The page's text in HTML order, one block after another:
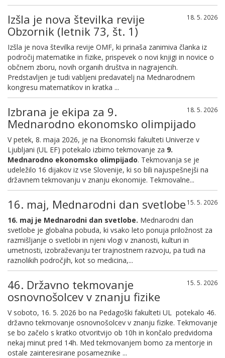
18. 5. 2026
Izšla je nova številka revije
Obzornik (letnik 73, št. 1)
Izšla je nova številka revije OMF, ki prinaša zanimiva članka iz
področij matematike in fizike, prispevek o novi knjigi in novice o
občnem zboru, novih organih društva in nagrajencih.
Predstavljen je tudi vabljeni predavatelj na Mednarodnem
kongresu matematikov in kratka ...
18. 5. 2026
Izbrana je ekipa za 9.
Mednarodno ekonomsko olimpijado
V petek, 8. maja 2026, je na Ekonomski fakulteti Univerze v
Ljubljani (UL EF) potekalo izbirno tekmovanje za 9.
Mednarodno ekonomsko olimpijado. Tekmovanja se je
udeležilo 16 dijakov iz vse Slovenije, ki so bili najuspešnejši na
državnem tekmovanju v znanju ekonomije. Tekmovalne...
15. 5. 2026
16. maj, Mednarodni dan svetlobe
16. maj je Mednarodni dan svetlobe. Mednarodni dan
svetlobe je globalna pobuda, ki vsako leto ponuja priložnost za
razmišljanje o svetlobi in njeni vlogi v znanosti, kulturi in
umetnosti, izobraževanju ter trajnostnem razvoju, pa tudi na
raznolikih področjih, kot so medicina,...
15. 5. 2026
46. Državno tekmovanje
osnovnošolcev v znanju fizike
V soboto, 16. 5. 2026 bo na Pedagoški fakulteti UL potekalo 46.
državno tekmovanje osnovnošolcev v znanju fizike. Tekmovanje
se bo začelo s kratko otvoritvijo ob 10h in končalo predvidoma
nekaj minut pred 14h. Med tekmovanjem bomo za mentorje in
ostale zainteresirane posameznike ...